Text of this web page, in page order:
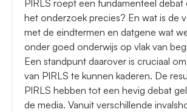
PIRLS roept een fundamenteel
het onderzoek precies? En wat is de
met de eindtermen en datgene wat
onder goed onderwijs op vlak van
Een standpunt daarover is cruciaal
van PIRLS te kunnen kaderen. De
PIRLS hebben tot een hevig debat
de media. Vanuit verschillende